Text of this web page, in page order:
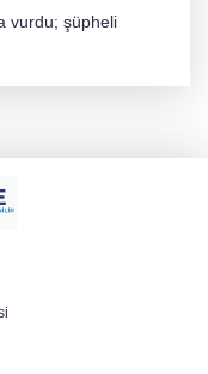
vurdu; şüpheli